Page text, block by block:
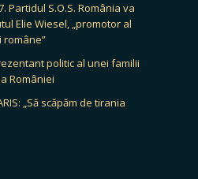
Partidul S.O.S. România va
Elie Wiesel, „promotor al
române”
politic al unei familii
României
„Să scăpăm de tirania